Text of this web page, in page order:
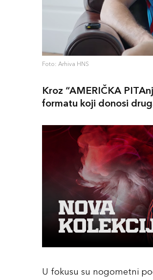
Foto: Arhiva HNS
Kroz “AMERIČKA
formatu koji donosi
U fokusu su nogometni